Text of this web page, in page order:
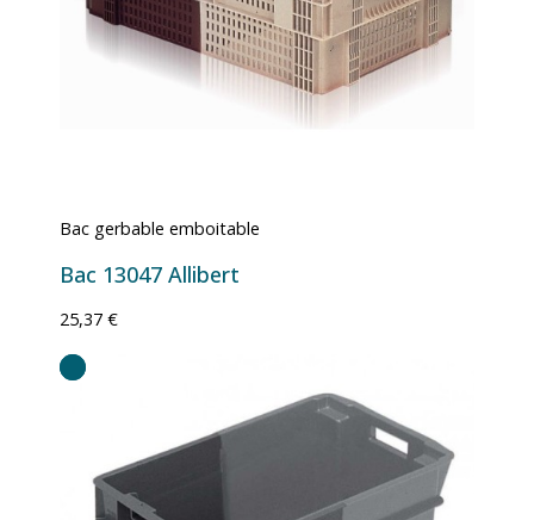
Bac gerbable emboitable
Bac 13047 Allibert
25,37 €